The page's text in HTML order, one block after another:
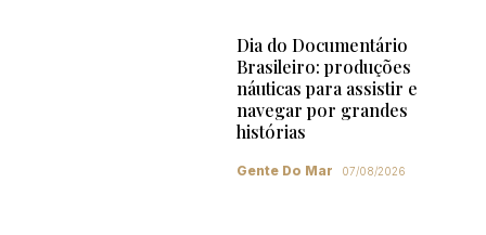
Dia do Documentário
Brasileiro: produções
náuticas para assistir e
navegar por grandes
histórias
Gente Do Mar 07/08/2026